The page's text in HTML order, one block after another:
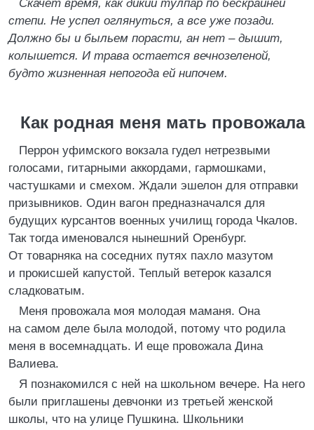
Скачет время, как дикий тулпар по бескрайней
степи. Не успел оглянуться, а все уже позади.
Должно бы и быльем порасти, ан нет – дышит,
колышется. И трава остается вечнозеленой,
будто жизненная непогода ей нипочем.
Как родная меня мать провожала
Перрон уфимского вокзала гудел нетрезвыми
голосами, гитарными аккордами, гармошками,
частушками и смехом. Ждали эшелон для отправки
призывников. Один вагон предназначался для
будущих курсантов военных училищ города Чкалов.
Так тогда именовался нынешний Оренбург.
От товарняка на соседних путях пахло мазутом
и прокисшей капустой. Теплый ветерок казался
сладковатым.
Меня провожала моя молодая маманя. Она
на самом деле была молодой, потому что родила
меня в восемнадцать. И еще провожала Дина
Валиева.
Я познакомился с ней на школьном вечере. На него
были приглашены девчонки из третьей женской
школы, что на улице Пушкина. Школьники